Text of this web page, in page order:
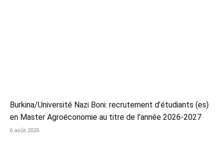
Burkina/Université Nazi Boni: recrutement d’étudiants (es)
en Master Agroéconomie au titre de l’année 2026-2027
6 août 2026